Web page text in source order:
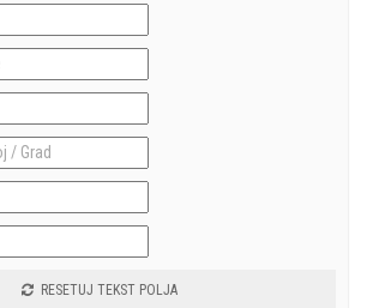
RESETUJ TEKST POLJA